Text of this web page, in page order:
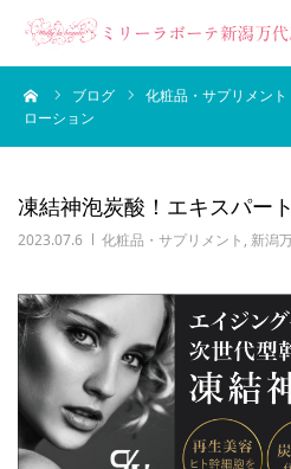
ブログ 化粧品・サプリメント
ローション
凍結神泡炭酸！エキスパー
2023.07.6 化粧品・サプリメント , 新潟
エステメニュー
ブログ
サロン案内